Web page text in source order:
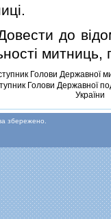
до
митниць,
Голови Державної
Голови Державної
України
збережено.